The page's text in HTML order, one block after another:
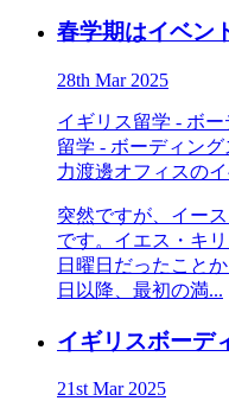
春学期はイベン
28th Mar 2025
イギリス留学 - ボ
留学 - ボーディン
力渡邊オフィスの
突然ですが、イー
です。イエス・キ
日曜日だったこと
日以降、最初の満...
イギリスボーデ
21st Mar 2025